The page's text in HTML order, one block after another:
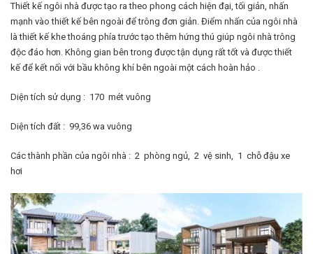
Thiết kế ngôi nhà được tạo ra theo phong cách hiện đại, tối giản, nhấn
mạnh vào thiết kế bên ngoài để trông đơn giản. Điểm nhấn của ngôi nhà
là thiết kế khe thoáng phía trước tạo thêm hứng thú giúp ngôi nhà trông
độc đáo hơn. Không gian bên trong được tận dụng rất tốt và được thiết
kế để kết nối với bầu không khí bên ngoài một cách hoàn hảo .
Diện tích sử dụng : 170 mét vuông
Diện tích đất : 99,36 wa vuông
Các thành phần của ngôi nhà : 2 phòng ngủ, 2 vệ sinh, 1 chỗ đậu xe
hơi